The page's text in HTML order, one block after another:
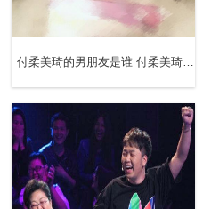
付柔美琦的男朋友是谁 付柔美琦个人资料简介